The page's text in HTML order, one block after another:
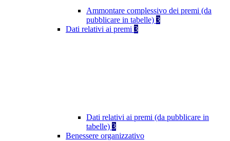
Ammontare complessivo dei premi (da
pubblicare in tabelle) 3
Dati relativi ai premi 3
Dati relativi ai premi (da pubblicare in
tabelle) 3
Benessere organizzativo